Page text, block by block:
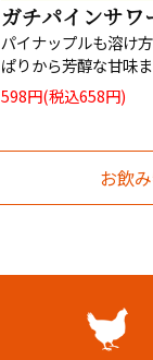
ガチパインサワ
パイナップルも溶け
ぱりから芳醇な甘味
598円(税込658円)
お飲